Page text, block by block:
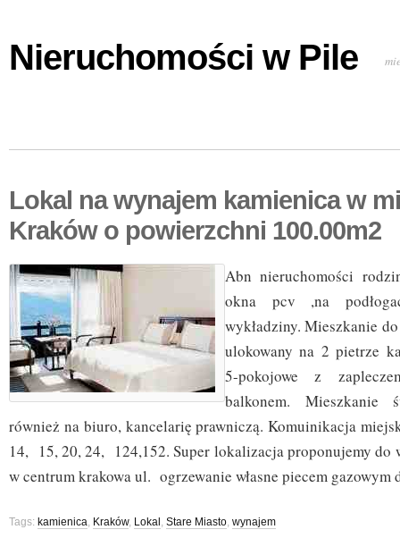
Nieruchomości w Pile
Lokal na wynajem kamienica w
Kraków o powierzchni 100.00m2
Abn nieruchomości
okna pcv ,na
wykładziny. Mieszkanie
ulokowany na 2 pietrze
5-pokojowe z
balkonem. Mieszkanie
również na biuro, kancelarię prawniczą. Komuinikacja
14, 15, 20, 24, 124,152. Super lokalizacja proponujemy do
w centrum krakowa ul. ogrzewanie własne piecem
Tags: kamienica, Kraków, Lokal , Stare Miasto, wynajem